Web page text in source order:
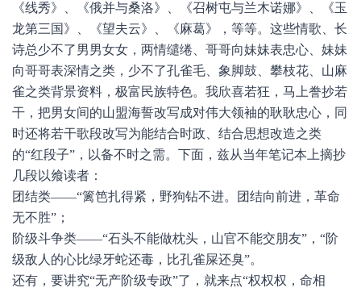
《线秀》、《俄并与桑洛》、《召树屯与兰木诺娜》、《玉
龙第三国》、《望夫云》、《麻葛》，等等。这些情歌、长
诗总少不了男男女女，两情缱绻、哥哥向妹妹表忠心、妹妹
向哥哥表深情之类，少不了孔雀毛、象脚鼓、攀枝花、山麻
雀之类背景资料，极富民族特色。我欣喜若狂，马上誊抄若
干，把男女间的山盟海誓改写成对伟大领袖的耿耿忠心，同
时还将若干歌段改写为能结合时政、结合思想改造之类
的“红段子”，以备不时之需。下面，兹从当年笔记本上摘抄
几段以飨读者：
团结类——“篱笆扎得紧，野狗钻不进。团结向前进，革命
无不胜”；
阶级斗争类——“石头不能做枕头，山官不能交朋友”，“阶
级敌人的心比绿牙蛇还毒，比孔雀屎还臭”。
还有，要讲究“无产阶级专政”了，就来点“权权权，命相